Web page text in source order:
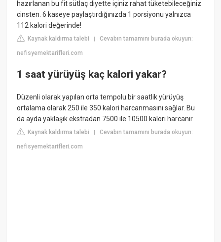
hazırlanan bu fit sütlaç diyette içiniz rahat tüketebileceğiniz
cinsten. 6 kaseye paylaştırdığınızda 1 porsiyonu yalnızca
112 kalori değerinde!
Kaynak kaldırma talebi |Cevabın tamamını burada okuyun:
nefisyemektarifleri.com
1 saat yürüyüş kaç kalori yakar?
Düzenli olarak yapılan orta tempolu bir saatlik yürüyüş
ortalama olarak 250 ile 350 kalori harcanmasını sağlar. Bu
da ayda yaklaşık ekstradan 7500 ile 10500 kalori harcanır.
Kaynak kaldırma talebi |Cevabın tamamını burada okuyun:
nefisyemektarifleri.com